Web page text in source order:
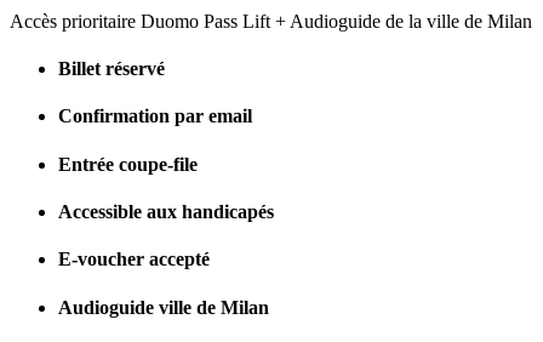
Accès prioritaire Duomo Pass Lift + Audioguide de la ville de Milan
Billet réservé
Confirmation par email
Entrée coupe-file
Accessible aux handicapés
E-voucher accepté
Audioguide ville de Milan